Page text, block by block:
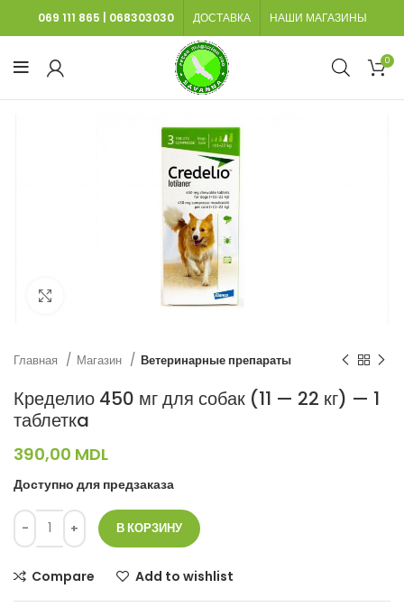
069 111 865 068303030 ДОСТАВКА НАШИ МАГАЗИНЫ
0
Нажмите, чтобы увеличить
Главная Магазин Ветеринарные препараты
Кределио 450 мг для собак (11 — 22 кг) — 1
таблеткa
390,00 MDL
Доступно для предзаказа
В КОРЗИНУ
Compare Add to wishlist